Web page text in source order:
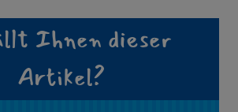
Ihnen dieser
Artikel?